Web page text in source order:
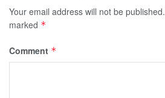
Your email address will not be published.
marked *
Comment *